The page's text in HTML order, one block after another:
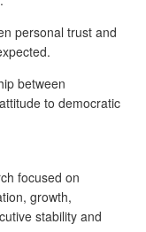
personal trust and
between
to democratic
focused on
growth,
stability and